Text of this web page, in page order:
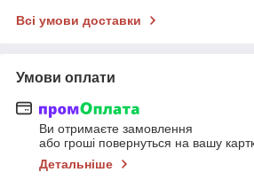
Всі умови доставки
Умови оплати
Ви отримаєте замовлення
або гроші повернуться на вашу
Детальніше